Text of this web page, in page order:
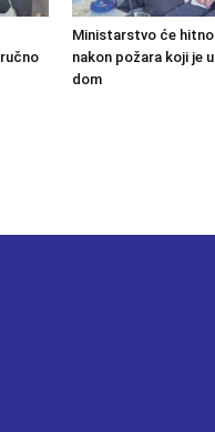
Ministarstvo će
nakon požara koji je
dom